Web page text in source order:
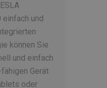
einfach und
können Sie
und einfach
Gerät
oder